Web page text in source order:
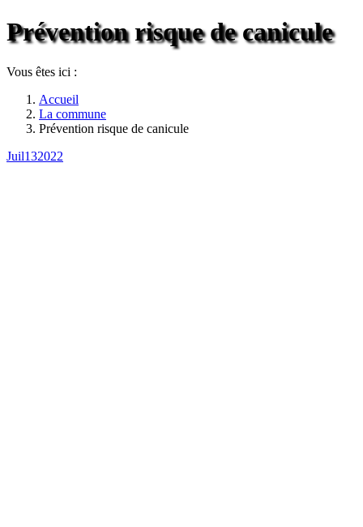
Prévention risque de canicule
Vous êtes ici :
Accueil
La commune
Prévention risque de canicule
Juil132022